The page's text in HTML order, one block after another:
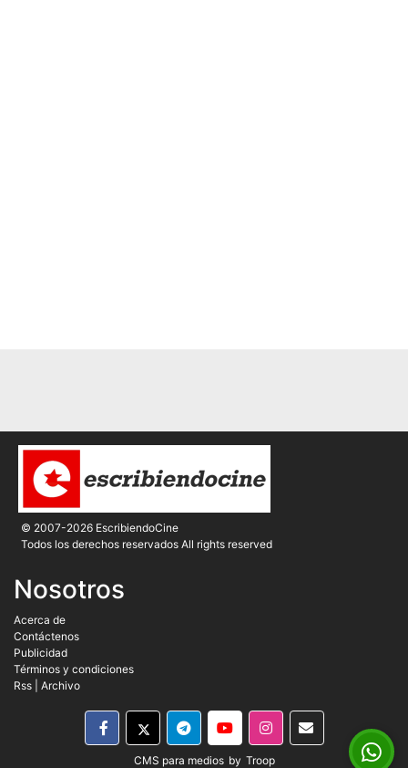
© 2007-2026 EscribiendoCine
Todos los derechos reservados All rights reserved
Nosotros
Acerca de
Contáctenos
Publicidad
Términos y condiciones
Rss
Archivo
CMS para medios by Troop